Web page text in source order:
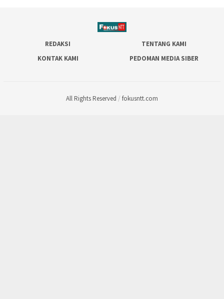
REDAKSI
TENTANG KAMI
KONTAK KAMI
PEDOMAN MEDIA SIBER
All Rights Reserved / fokusntt.com